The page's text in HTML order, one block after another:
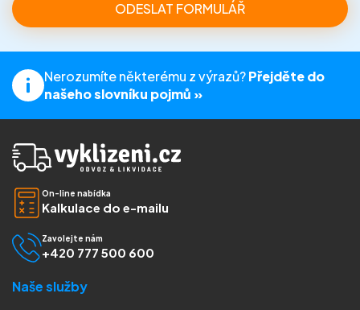
Nerozumíte některému z výrazů?Přejděte do
našeho slovníku pojmů »
On-line nabídka
Kalkulace do e-mailu
Zavolejte nám
+420 777 500 600
Naše služby